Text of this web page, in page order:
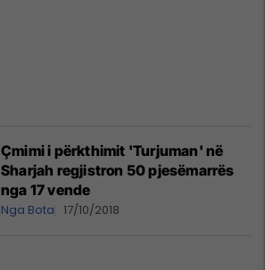
Çmimi i përkthimit 'Turjuman' në
Sharjah regjistron 50 pjesëmarrës
nga 17 vende
Nga Bota 17/10/2018